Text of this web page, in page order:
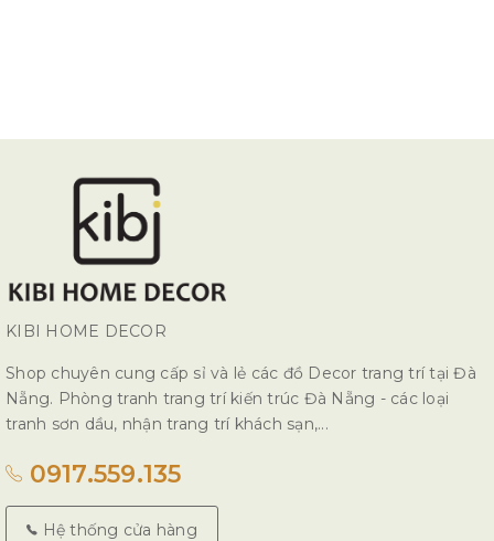
KIBI HOME DECOR
Shop chuyên cung cấp sỉ và lẻ các đồ Decor trang trí tại Đà
Nẵng. Phòng tranh trang trí kiến trúc Đà Nẵng - các loại
tranh sơn dầu, nhận trang trí khách sạn,...
0917.559.135
Hệ thống cửa hàng